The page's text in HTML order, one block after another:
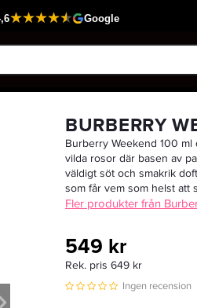
din varukorg
BURBERRY
Burberry Weekend 100 ml
vilda rosor där basen av
väldigt söt och smakrik
som får vem som helst att
Fler produkter från
549 kr
Rek. pris 649 kr
Ingen recension